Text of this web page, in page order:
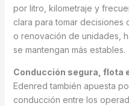
por litro, kilometraje y
clara para tomar decisiones
o renovación de unidades,
se mantengan más estables.
Conducción segura, flota
Edenred también apuesta
conducción entre los